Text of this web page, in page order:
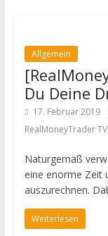
Allgemein
Du Deine
17. Februar 2019
RealMoneyTrader TV
Naturgemäß
eine enorme Zeit
auszurechnen.
Weiterlesen